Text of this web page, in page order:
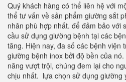
Quý khách hàng có thể liên hệ với
thể tư vấn về sản phẩm giường sắt
nhân phù hợp nhất. để đảm bảo với
cầu sử dụng giường bệnh tại các
tăng. Hiện nay, đa số các bệnh viện
giường bệnh inox bởi độ bền của
năng vượt trội, chúng đem lại cho
chịu nhất. lựa chọn sử dụng giường